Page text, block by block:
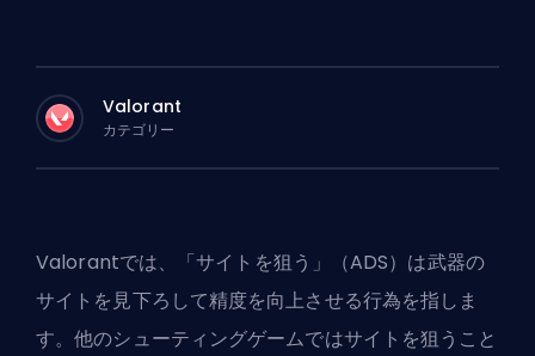
Valorant
カテゴリー
Valorantでは、「サイトを狙う」（ADS）は武器の
サイトを見下ろして精度を向上させる行為を指しま
す。他のシューティングゲームではサイトを狙うこと